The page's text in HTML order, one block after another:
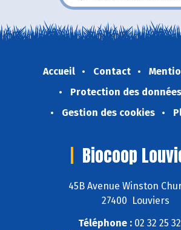
Accueil Contact
Protection des données
Gestion des cookies
Biocoop
45B Avenue Winston
27400 Louviers
Téléphone :02 32 25